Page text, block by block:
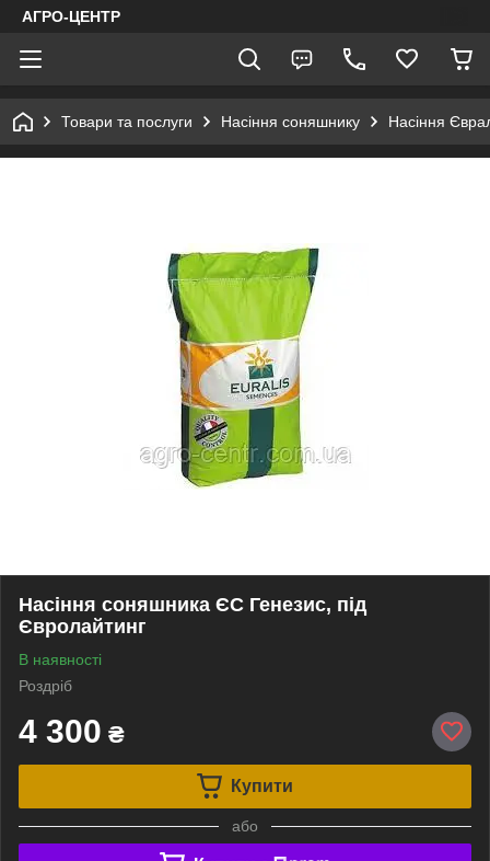
АГРО-ЦЕНТР
Товари та послуги Насіння соняшнику Насіння
Насіння соняшника ЄС Генезис, під
Євролайтинг
В наявності
Роздріб
4 300 ₴
Купити
або